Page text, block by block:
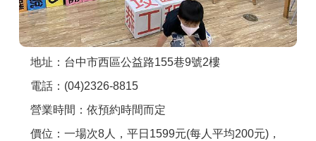
地址：台中市西區公益路155巷9號2樓
電話：(04)2326-8815
營業時間：依預約時間而定
價位：一場次8人，平日1599元(每人平均200元)，